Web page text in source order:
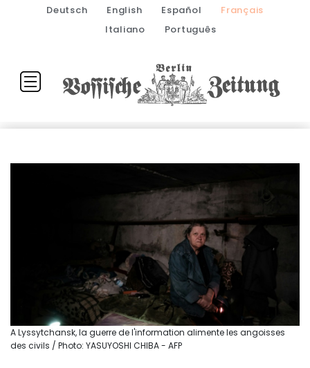
Deutsch English Español
Français
Italiano
Português
A Lyssytchansk, la guerre de l'information alimente les angoisses
des civils / Photo: YASUYOSHI CHIBA - AFP